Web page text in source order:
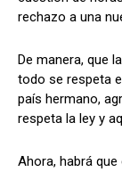
rechazo a una
De manera, que
todo se respeta
país hermano,
respeta la ley y
Ahora, habrá